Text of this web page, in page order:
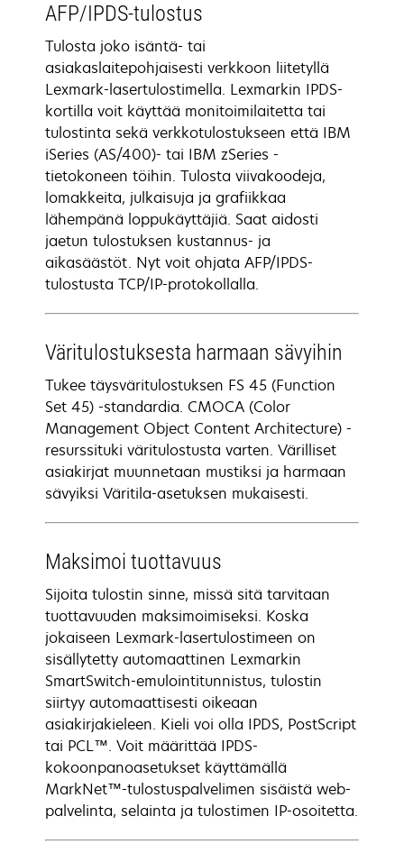
AFP/IPDS-tulostus
Tulosta joko isäntä- tai
asiakaslaitepohjaisesti verkkoon liitetyllä
Lexmark-lasertulostimella. Lexmarkin IPDS-
kortilla voit käyttää monitoimilaitetta tai
tulostinta sekä verkkotulostukseen että IBM
iSeries (AS/400)- tai IBM zSeries -
tietokoneen töihin. Tulosta viivakoodeja,
lomakkeita, julkaisuja ja grafiikkaa
lähempänä loppukäyttäjiä. Saat aidosti
jaetun tulostuksen kustannus- ja
aikasäästöt. Nyt voit ohjata AFP/IPDS-
tulostusta TCP/IP-protokollalla.
Väritulostuksesta harmaan sävyihin
Tukee täysväritulostuksen FS 45 (Function
Set 45) -standardia. CMOCA (Color
Management Object Content Architecture) -
resurssituki väritulostusta varten. Värilliset
asiakirjat muunnetaan mustiksi ja harmaan
sävyiksi Väritila-asetuksen mukaisesti.
Maksimoi tuottavuus
Sijoita tulostin sinne, missä sitä tarvitaan
tuottavuuden maksimoimiseksi. Koska
jokaiseen Lexmark-lasertulostimeen on
sisällytetty automaattinen Lexmarkin
SmartSwitch-emulointitunnistus, tulostin
siirtyy automaattisesti oikeaan
asiakirjakieleen. Kieli voi olla IPDS, PostScript
tai PCL™. Voit määrittää IPDS-
kokoonpanoasetukset käyttämällä
MarkNet™-tulostuspalvelimen sisäistä web-
palvelinta, selainta ja tulostimen IP-osoitetta.